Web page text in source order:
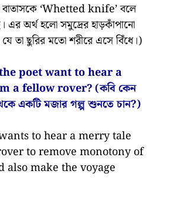
বাতাসকে ‘Whetted knife’ বলে
এর অর্থ হলো সমুদ্রের হাড়কাঁপানো
তা ছুরির মতো শরীরে এসে বিঁধে।)
poet want to hear a
a fellow rover? (কবি কেন
একটি মজার গল্প শুনতে চান?)
to hear a merry tale
to remove monotony of
also make the voyage